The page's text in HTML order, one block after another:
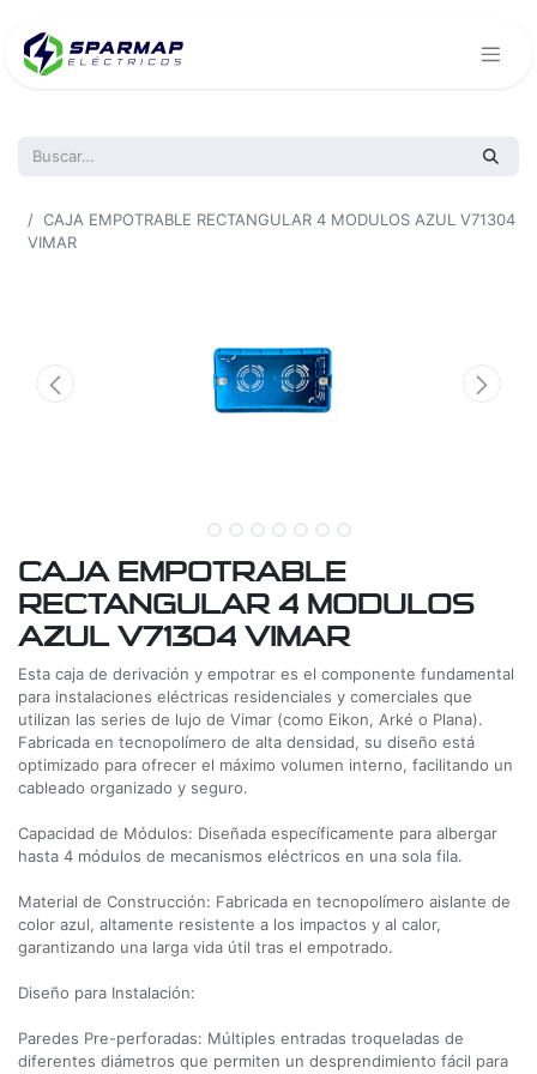
CAJA EMPOTRABLE RECTANGULAR 4 MODULOS AZUL V71304
VIMAR
CAJA EMPOTRABLE
RECTANGULAR 4 MODULOS
AZUL V71304 VIMAR
Esta caja de derivación y empotrar es el componente fundamental
para instalaciones eléctricas residenciales y comerciales que
utilizan las series de lujo de Vimar (como Eikon, Arké o Plana).
Fabricada en tecnopolímero de alta densidad, su diseño está
optimizado para ofrecer el máximo volumen interno, facilitando un
cableado organizado y seguro.
Capacidad de Módulos: Diseñada específicamente para albergar
hasta 4 módulos de mecanismos eléctricos en una sola fila.
Material de Construcción: Fabricada en tecnopolímero aislante de
color azul, altamente resistente a los impactos y al calor,
garantizando una larga vida útil tras el empotrado.
Diseño para Instalación:
Paredes Pre-perforadas: Múltiples entradas troqueladas de
diferentes diámetros que permiten un desprendimiento fácil para